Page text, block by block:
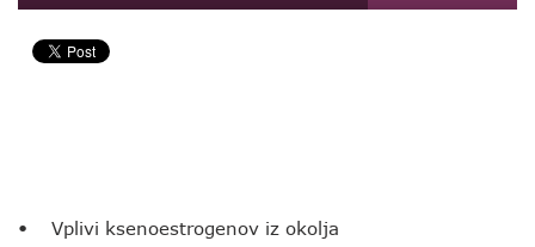
• Vplivi ksenoestrogenov iz okolja